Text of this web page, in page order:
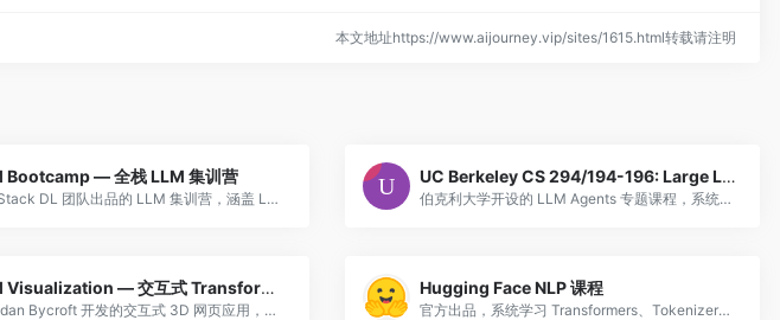
本文地址https://www.aijourney.vip/sites/1615.html转载请注明
Bootcamp — 全栈 LLM 集训营
Full Stack DL 团队出品的 LLM 集训营，涵盖 LLM API 使用、RAG、Agent、微调和评估，适合有 ML 基础的开发者。
UC Berkeley CS 294/194-196: Large Language Model Agents
伯克利大学开设的 LLM Agents 专题课程，系统讲授大语言模型智能体的核心概念与技术栈。课程涵盖推理与规划、工具使用与函数调用、多智能体协作、记忆与检索增强生成（RAG）、安全与对齐等关键主题。由 Dawn Song 等教授主讲，每期
LLM Visualization — 交互式 Transformer 架构 3D 可视化
Brendan Bycroft 开发的交互式 3D 网页应用，以逐层动画的方式展示 GPT 类大语言模型的完整 Transformer 推理流程。从输入 token 的嵌入向量开始，逐步展示注意力机制（包括 Query/Key/Value
Hugging Face NLP 课程
官方出品，系统学习 Transformers、Tokenizers、微调 LLM、RLHF，内容持续更新。